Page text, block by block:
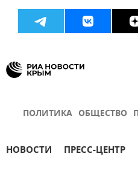
ПОЛИТИКА ОБЩЕСТВО
НОВОСТИ ПРЕСС-ЦЕНТР